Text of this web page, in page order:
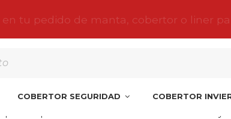
en tu pedido de manta, cobertor o liner
COBERTOR SEGURIDAD COBERTOR